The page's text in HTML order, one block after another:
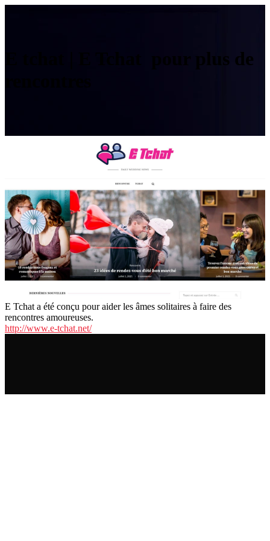
E tchat | E Tchat pour plus de
E Tchat a été conçu pour aider les âmes solitaires à faire des
rencontres amoureuses.
http://www.e-tchat.net/